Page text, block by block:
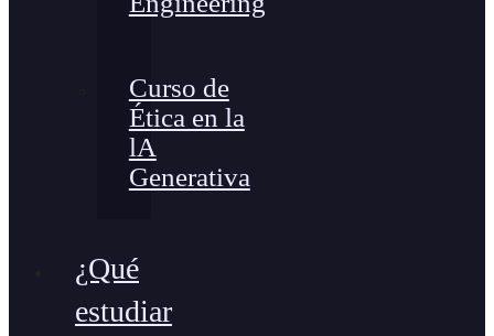
Curso de
Ética en la
lA
Generativa
¿Qué
estudiar